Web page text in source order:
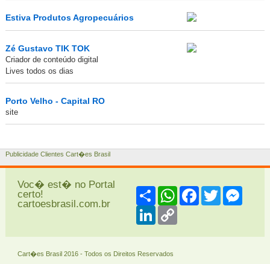
Estiva Produtos Agropecuários
Zé Gustavo TIK TOK
Criador de conteúdo digital
Lives todos os dias
Porto Velho - Capital RO
site
Publicidade Clientes Cart�es Brasil
Voc� est� no Portal
certo!
cartoesbrasil.com.br
ShareWhatsAppFacebook
Twitter
LinkedInCopy
Cart�es Brasil 2016 - Todos os Direitos Reservados